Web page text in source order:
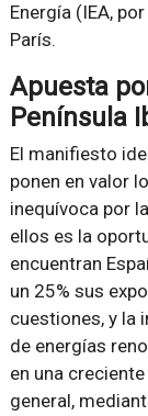
Energía (IEA,
París.
Apuesta
Península
El manifiesto
ponen en valor
inequívoca por
ellos es la
encuentran
un 25% sus
cuestiones, y la
de energías
en una
general,